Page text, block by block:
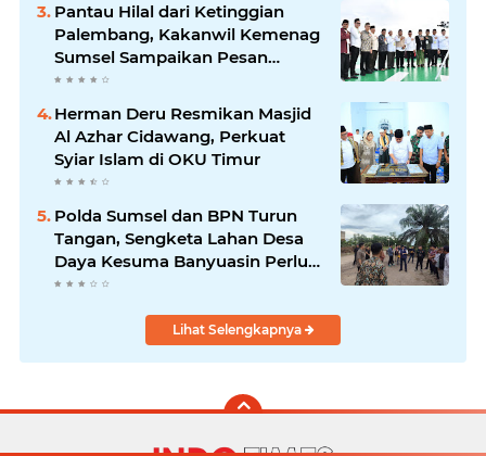
Pantau Hilal dari Ketinggian
Palembang, Kakanwil Kemenag
Sumsel Sampaikan Pesan
Kerukunan
Herman Deru Resmikan Masjid
Al Azhar Cidawang, Perkuat
Syiar Islam di OKU Timur
Polda Sumsel dan BPN Turun
Tangan, Sengketa Lahan Desa
Daya Kesuma Banyuasin Perlu
Kepastian Hukum
Lihat Selengkapnya